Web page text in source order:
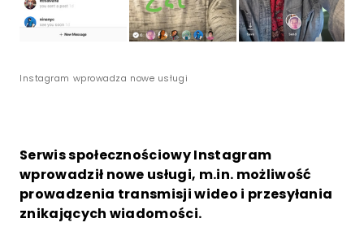
Instagram wprowadza nowe usługi
Serwis społecznościowy Instagram
wprowadził nowe usługi, m.in. możliwość
prowadzenia transmisji wideo i przesyłania
znikających wiadomości.